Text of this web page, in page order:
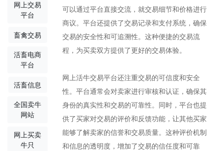
网上交易
平台
畜禽交易
活畜电商
平台
活畜信息
全国卖牛
网站
网上买卖
牛只
可以通过平台直接交流，就交易细节和价格进行
商议。平台还提供了交易记录和支付系统，确保
交易的安全性和可追溯性。这种便捷的交易流
程，为买卖双方提供了更好的交易体验。
网上活牛交易平台还注重交易的可信度和安全
性。平台通常会对卖家进行审核和认证，确保其
身份的真实性和交易的可靠性。同时，平台也提
供了买家对交易的评价和反馈功能，让其他买家
能够了解卖家的信誉和交易质量。这种评价机制
和信息的透明度，增加了交易的信任度和可靠